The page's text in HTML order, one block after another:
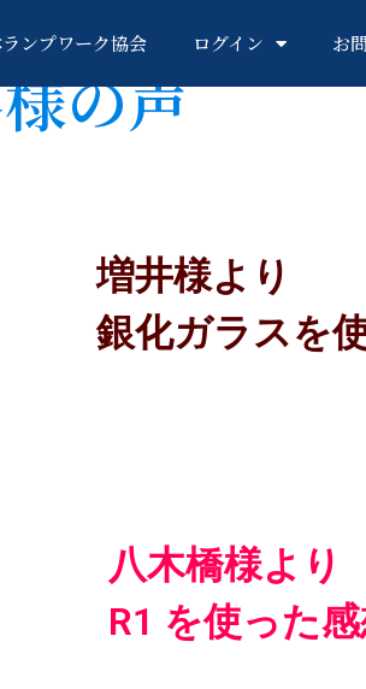
ンプワーク協会 ログイン お
様の声
増井様より
銀化ガラスを
八木橋様より
R1 を使った